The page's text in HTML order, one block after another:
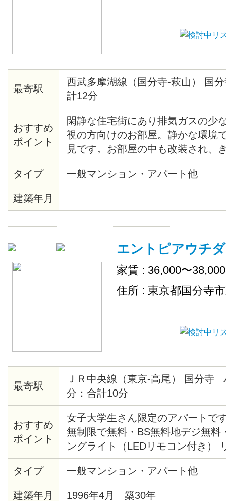
最寄駅
西武多摩湖線（国分寺-萩山） 国
計12分
おすすめ
ポイント
閑静な住宅街にあり排気ガスの少
視の方向けのお部屋。静かな環境
見です。お部屋の中も改装され、
ています。大き目のクローゼット
りします。近くにコンビニやスー
タイプ 一般マンション・アパート他
建築年月
エントピアウチダ
家賃 : 36,000〜
住所 : 東京都国分寺
最寄駅
ＪＲ中央線（東京-高尾） 国分寺
分：合計10分
おすすめ
ポイント
女子大学生さん限定のアパートで
無制限で無料・BS無料地デジ無料
ングライト（LEDリモコン付き）
外観を見ることができます。 ワン
ク・ピッキング防止のロイヤルガ
２重サッシ窓・家主宅隣なので安
タイプ 一般マンション・アパート他
建築年月 1996年4月 築30年